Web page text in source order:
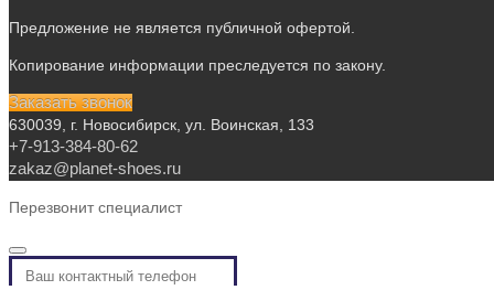
Предложение не является публичной офертой.
Копирование информации преследуется по закону.
Заказать звонок
630039, г. Новосибирск, ул. Воинская, 133
+7-913-384-80-62
zakaz@planet-shoes.ru
Перезвонит специалист